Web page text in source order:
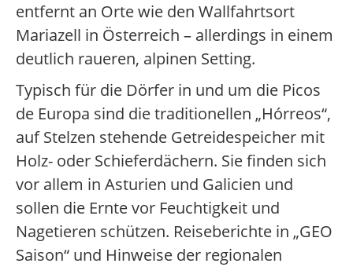
entfernt an Orte wie den Wallfahrtsort
Mariazell in Österreich – allerdings in einem
deutlich raueren, alpinen Setting.
Typisch für die Dörfer in und um die Picos
de Europa sind die traditionellen „Hórreos“,
auf Stelzen stehende Getreidespeicher mit
Holz- oder Schieferdächern. Sie finden sich
vor allem in Asturien und Galicien und
sollen die Ernte vor Feuchtigkeit und
Nagetieren schützen. Reiseberichte in „GEO
Saison“ und Hinweise der regionalen